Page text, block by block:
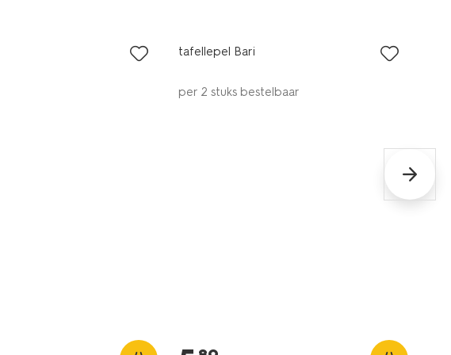
tafellepel Bari
per 2 stuks bestelbaar